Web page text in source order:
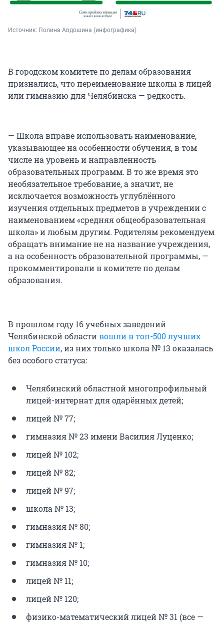
Источник: Полина Авдошина (инфографика)
В городском комитете по делам образования
признались, что переименование школы в лицей
или гимназию для Челябинска — редкость.
— Школа вправе использовать наименование,
указывающее на особенности обучения, в том
числе на уровень и направленность
образовательных программ. В то же время это
необязательное требование, а значит, не
исключается возможность углублённого
изучения отдельных предметов в учреждении с
наименованием «средняя общеобразовательная
школа» и любым другим. Родителям рекомендуем
обращать внимание не на название учреждения,
а на особенность образовательной программы, —
прокомментировали в комитете по делам
образования.
В прошлом году 16 учебных заведений
Челябинской областивошли в топ-500 лучших
школ России, из них только школа № 13 оказалась
без особого статуса:
Челябинский областной многопрофильный
лицей-интернат для одарённых детей;
лицей № 77;
гимназия № 23 имени Василия Луценко;
лицей № 102;
лицей № 82;
лицей № 97;
школа № 13;
гимназия № 80;
гимназия № 1;
гимназия № 10;
лицей № 11;
лицей № 120;
физико-математический лицей № 31 (все —